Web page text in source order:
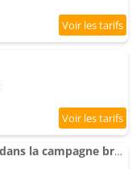
Gîte avec bain nordique dans la campagne brayonne